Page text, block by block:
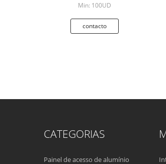
Min: 100UD
contacto
CATEGORIAS
Painel de acesso de alumínio